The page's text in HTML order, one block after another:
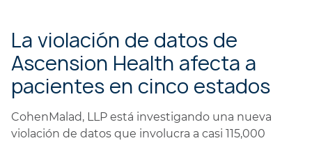
La violación de datos de
Ascension Health afecta a
pacientes en cinco estados
CohenMalad, LLP está investigando una nueva
violación de datos que involucra a casi 115,000